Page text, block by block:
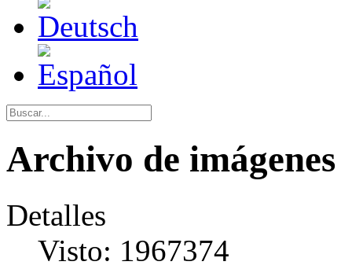
Archivo de imágenes
Detalles
Visto: 1967374